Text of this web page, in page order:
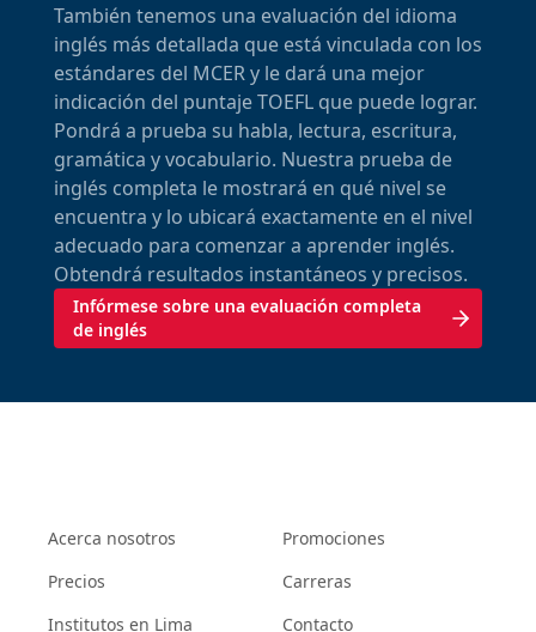
También tenemos una evaluación del idioma
inglés más detallada que está vinculada con los
estándares del MCER y le dará una mejor
indicación del puntaje TOEFL que puede lograr.
Pondrá a prueba su habla, lectura, escritura,
gramática y vocabulario. Nuestra prueba de
inglés completa le mostrará en qué nivel se
encuentra y lo ubicará exactamente en el nivel
adecuado para comenzar a aprender inglés.
Obtendrá resultados instantáneos y precisos.
Infórmese sobre una evaluación completa
de inglés
Acerca nosotros
Precios
Institutos en Lima
Promociones
Carreras
Contacto